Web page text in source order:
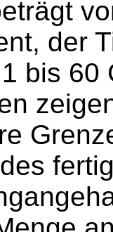
der
bis 60